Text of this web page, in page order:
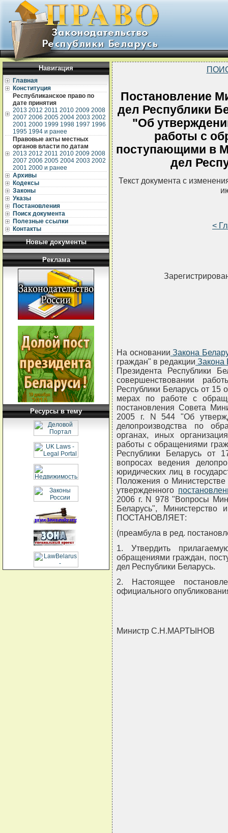
Навигация
Главная
Конституция
Республиканское право по
дате принятия
2013 2012 2011 2010 2009 2008
2007 2006 2005 2004 2003 2002
2001 2000 1999 1998 1997 1996
1995 1994 и ранее
Правовые акты местных
органов власти по датам
2013 2012 2011 2010 2009 2008
2007 2006 2005 2004 2003 2002
2001 2000 и ранее
Архивы
Кодексы
Законы
Указы
Постановления
Поиск документа
Полезные ссылки
Контакты
Новые документы
Реклама
Ресурсы в тему
Постановление
дел Республики
"Об
работы с
поступающими в
дел
Текст документа с
<
На основании Закона
граждан" в редакции Закона
Президента Республики
совершенствовании
Республики Беларусь от 15
мерах по работе с
постановления Совета
2005 г. N 544 "Об
делопроизводства по
органах, иных
работы с обращениями
Республики Беларусь от
вопросах ведения
юридических лиц в
Положения о Министерстве
утвержденного
2006 г. N 978 "Вопросы
Беларусь", Министерство
ПОСТАНОВЛЯЕТ:
(преамбула в ред.
1. Утвердить
обращениями граждан,
дел Республики Беларусь.
2. Настоящее
официального
Министр С.Н.МАРТЫНОВ